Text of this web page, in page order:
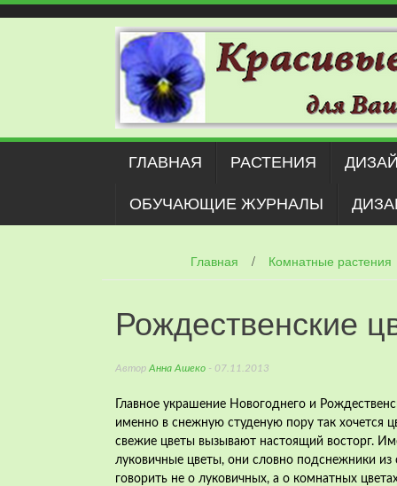
Наверх
ГЛАВНАЯ РАСТЕНИЯ
ОБУЧАЮЩИЕ ЖУРНАЛЫ
Главная / Комнатные растения
Рождественские
Автор Анна Ашеко - 07.11.2013
Главное украшение Новогоднего и
именно в снежную студеную пору так хочется
свежие цветы вызывают настоящий восторг.
луковичные цветы, они словно подснежники
говорить не о луковичных, а о комнатных